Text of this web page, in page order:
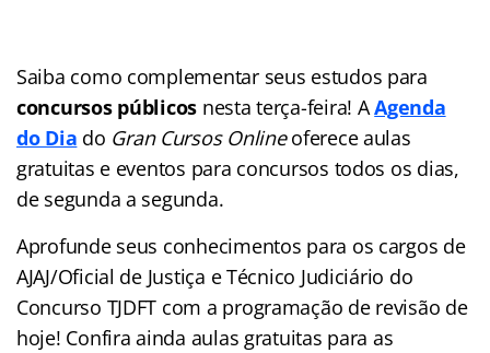
Saiba como complementar seus estudos para
concursos públicos nesta terça-feira! AAgenda
do Dia do Gran Cursos Onlineoferece aulas
gratuitas e eventos para concursos todos os dias,
de segunda a segunda.
Aprofunde seus conhecimentos para os cargos de
AJAJ/Oficial de Justiça e Técnico Judiciário do
Concurso TJDFT com a programação de revisão de
hoje! Confira ainda aulas gratuitas para as